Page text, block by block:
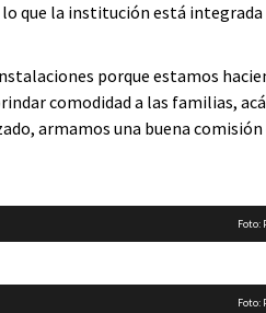
que la institución está integrada
porque estamos
comodidad a las familias,
armamos una buena
Foto:
Foto: